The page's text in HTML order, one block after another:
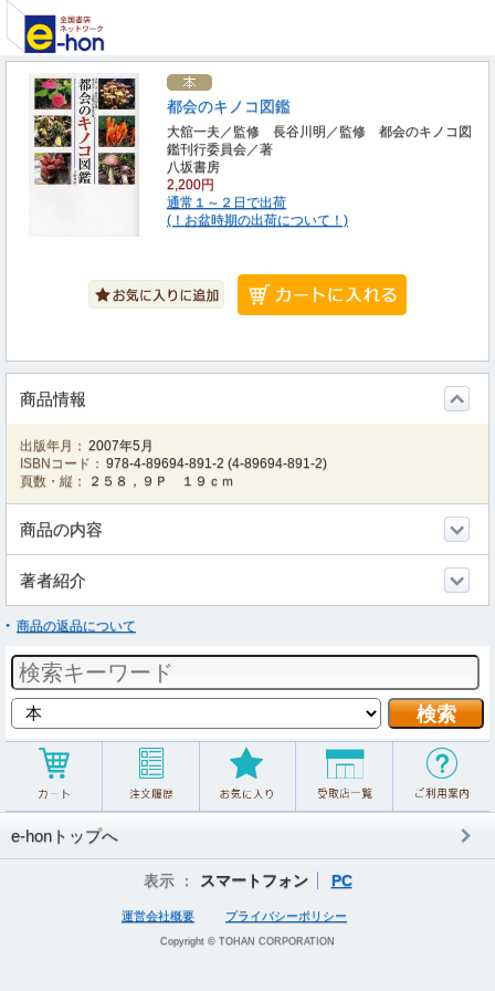
都会のキノコ図鑑
大舘一夫／監修 長谷川明／監修 都会のキノコ図
鑑刊行委員会／著
八坂書房
2,200円
通常１～２日で出荷
(！お盆時期の出荷について！)
商品情報
出版年月： 2007年5月
ISBNコード： 978-4-89694-891-2 (4-89694-891-2)
頁数・縦：
２５８，９Ｐ １９ｃｍ
商品の内容
著者紹介
商品の返品について
e-honトップへ
表示 ： スマートフォン PC
運営会社概要 プライバシーポリシー
Copyright © TOHAN CORPORATION